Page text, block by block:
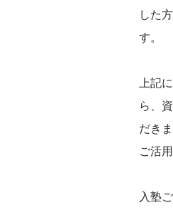
した
す。
上記
ら、
だき
ご活
入塾